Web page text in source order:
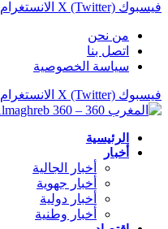
فيسبوك X (Twitter) الانستغرام
من نحن
اتصل بنا
سياسة الخصوصية
فيسبوك X (Twitter) الانستغرام
الرئيسية
أخبار
أخبار الجالية
أخبار جهوية
أخبار دولية
أخبار وطنية